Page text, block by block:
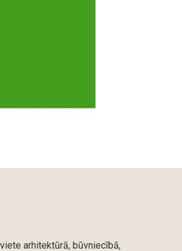
arhitektūrā, būvniecībā,